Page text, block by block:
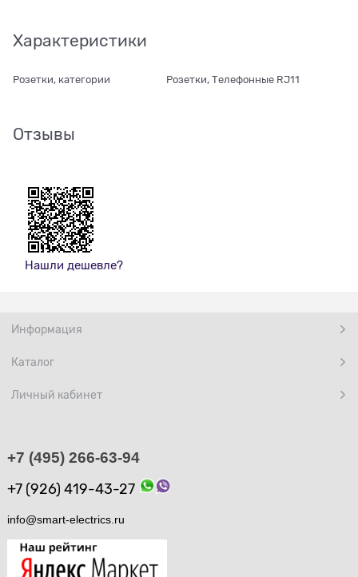
Характеристики
Розетки, категории Розетки, Телефонные RJ11
Отзывы
Нашли дешевле?
Информация
Каталог
Личный кабинет
+7 (495) 266-63-94
+7 (926) 419-43-27
info@smart-electrics.ru